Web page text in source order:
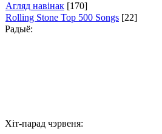
Агляд навінак [170]
Rolling Stone Top 500 Songs [22]
Радыё:
Хіт-парад чэрвеня: